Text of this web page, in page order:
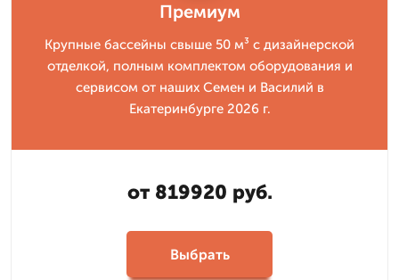
Премиум
Крупные бассейны свыше 50 м³ с дизайнерской
отделкой, полным комплектом оборудования и
сервисом от наших Семен и Василий в
Екатеринбурге 2026 г.
от 819920 руб.
Выбрать